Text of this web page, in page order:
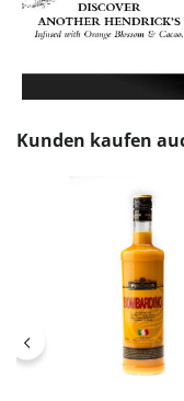
Produktgalerie
Kunden kaufen